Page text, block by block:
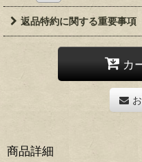
返品特約に関する重要事項
カ
商品詳細